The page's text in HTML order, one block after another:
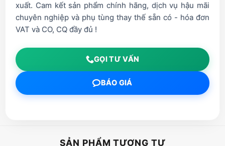
xuất. Cam kết sản phẩm chính hãng, dịch vụ hậu mãi
chuyên nghiệp và phụ tùng thay thế sẵn có - hóa đơn
VAT và CO, CQ đầy đủ !
GỌI TƯ VẤN
BÁO GIÁ
SẢN PHẨM TƯƠNG TỰ